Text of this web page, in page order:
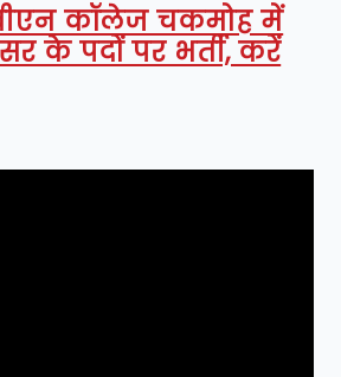
कॉलेज चकमोह में
के पदों पर भर्ती, करें